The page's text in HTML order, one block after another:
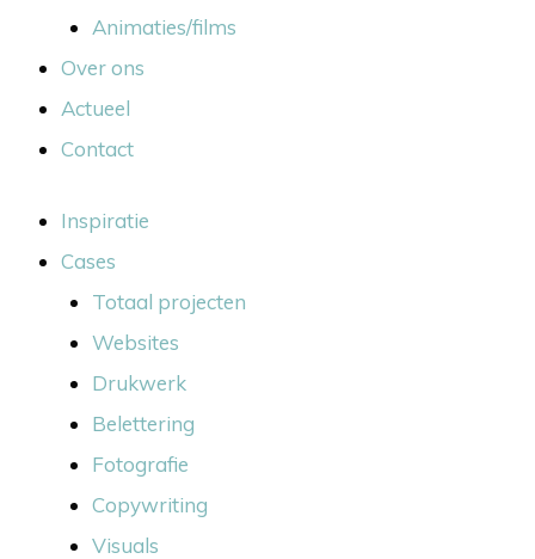
Animaties/films
Over ons
Actueel
Contact
Inspiratie
Cases
Totaal projecten
Websites
Drukwerk
Belettering
Fotografie
Copywriting
Visuals